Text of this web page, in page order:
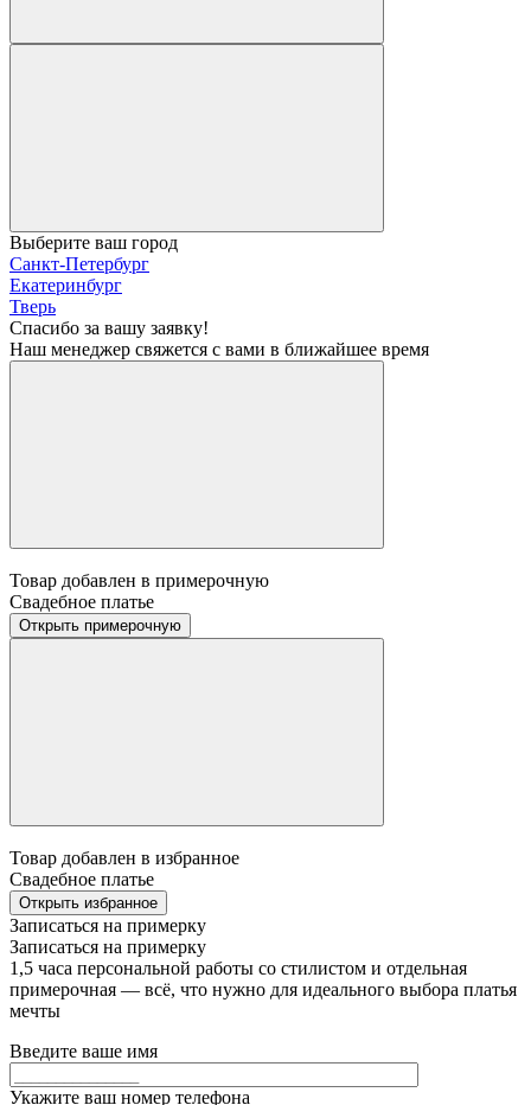
Выберите ваш город
Санкт-Петербург
Екатеринбург
Тверь
Спасибо за вашу заявку!
Наш менеджер свяжется с вами в ближайшее время
Товар добавлен в примерочную
Свадебное платье
Открыть примерочную
Товар добавлен в избранное
Свадебное платье
Открыть избранное
Записаться на примерку
Записаться на примерку
1,5 часа персональной работы со стилистом и отдельная
примерочная — всё, что нужно для идеального выбора платья
мечты
Введите ваше имя
Укажите ваш номер телефона